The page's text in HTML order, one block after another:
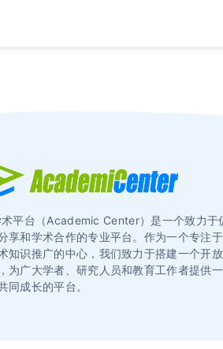
平台（Academic Center）是一个致力于
享和学术合作的专业平台。作为一个专注
知识推广的中心，我们致力于搭建一个开
为广大学者、研究人员和教育工作者提供
同成长的平台。